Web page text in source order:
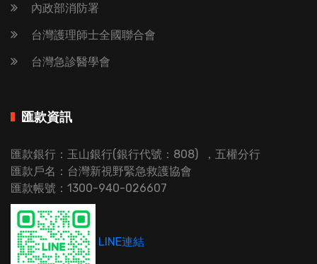
內政部消防署
台灣護理師士全國聯合會
台灣急診醫學會
匯款資訊
匯款銀行：玉山銀行(銀行代號：808) ，五權分行
匯款戶名：台灣新視野緊急救護協會
匯款帳號：1300-940-026607
LINE連結